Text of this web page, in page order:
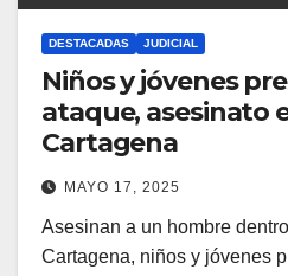
DESTACADAS JUDICIAL
Niños y jóvenes
ataque, asesinato
Cartagena
MAYO 17, 2025
Asesinan a un hombre
Cartagena, niños y jóvenes